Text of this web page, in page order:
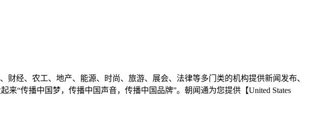
经、农工、地产、能源、时尚、旅游、展会、法律等多门类的机构提供新闻发布、
“传播中国梦，传播中国声音，传播中国品牌”。朝闻通为您提供【United States